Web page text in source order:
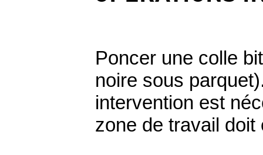
Poncer une colle
noire sous
intervention est
zone de travail doit